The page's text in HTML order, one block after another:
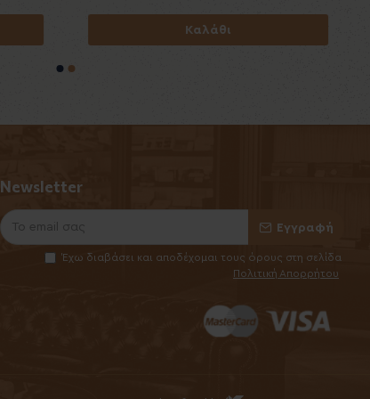
Καλάθι
Καλάθι
Newsletter
Εγγραφή
Έχω διαβάσει και αποδέχομαι τους όρους στη σελίδα
Πολιτική Απορρήτου